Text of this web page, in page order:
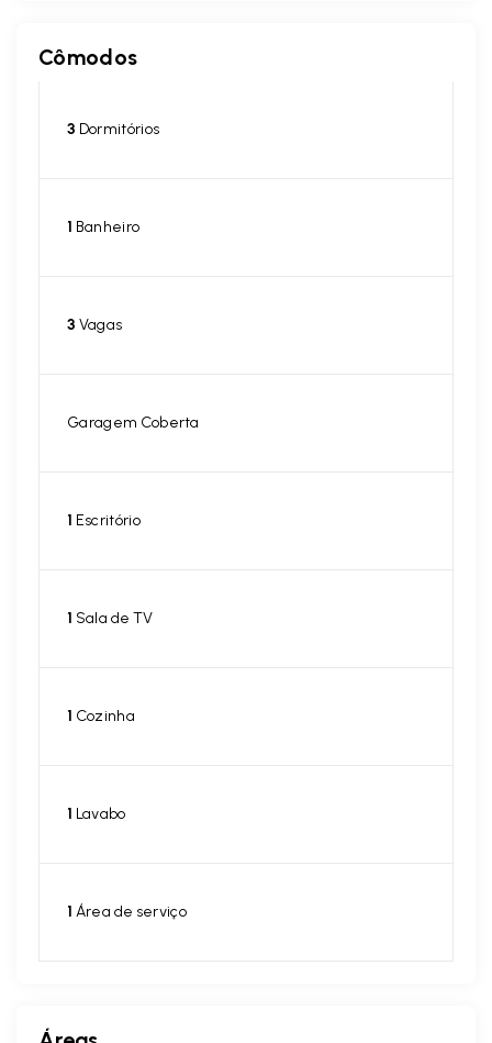
Cômodos
3 Dormitórios
1 Banheiro
3 Vagas
Garagem Coberta
1 Escritório
1 Sala de TV
1 Cozinha
1 Lavabo
1 Área de serviço